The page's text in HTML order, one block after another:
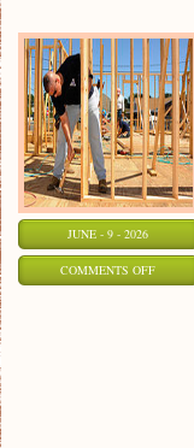
JUNE - 9 - 2026
COMMENTS OFFON